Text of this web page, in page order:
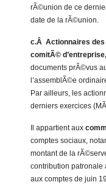
rÃ©union de ce
date de la rÃ©union.
c.Â Actionnaires
comitÃ© d’entreprise,
documents prÃ©vus
l’assemblÃ©e
Par ailleurs, les
derniers exercices
Il appartient aux
comptes sociaux,
montant de la
contribution patronale
aux comptes de juin